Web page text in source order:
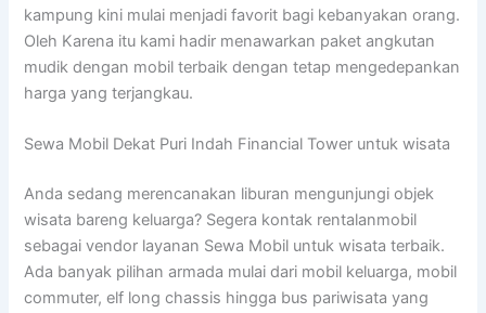
kampung kini mulai menjadi favorit bagi kebanyakan orang.
Oleh Karena itu kami hadir menawarkan paket angkutan
mudik dengan mobil terbaik dengan tetap mengedepankan
harga yang terjangkau.
Sewa Mobil Dekat Puri Indah Financial Tower untuk wisata
Anda sedang merencanakan liburan mengunjungi objek
wisata bareng keluarga? Segera kontak rentalanmobil
sebagai vendor layanan Sewa Mobil untuk wisata terbaik.
Ada banyak pilihan armada mulai dari mobil keluarga, mobil
commuter, elf long chassis hingga bus pariwisata yang